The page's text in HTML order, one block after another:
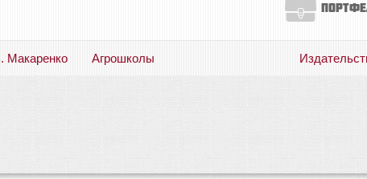
Макаренко Агрошколы